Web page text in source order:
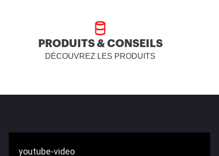
PRODUITS & CONSEILS
DÉCOUVREZ LES PRODUITS